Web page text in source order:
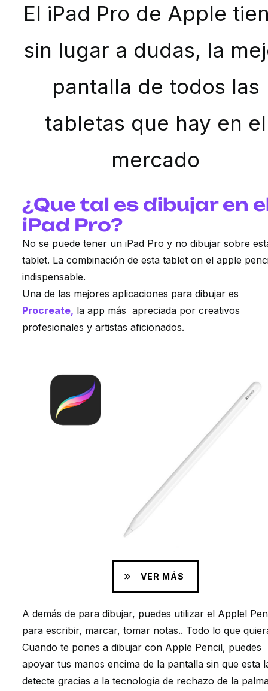
El iPad Pro de Apple
sin lugar a dudas, la
pantalla de todos las
tabletas que hay en el
mercado
¿Que tal es dibujar en
iPad Pro?
No se puede tener un iPad Pro y no dibujar sobre
tablet. La combinación de esta tablet on el apple
indispensable.
Una de las mejores aplicaciones para dibujar es
Procreate, la app más apreciada por creativos
profesionales y artistas aficionados.
VER MÁS
A demás de para dibujar, puedes utilizar el Applel
para escribir, marcar, tomar notas.. Todo lo que
Cuando te pones a dibujar con Apple Pencil, puedes
apoyar tus manos encima de la pantalla sin que esta
detecte gracias a la tecnología de rechazo de la